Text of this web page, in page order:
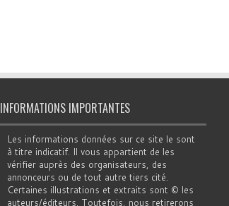
INFORMATIONS IMPORTANTES
Les informations données sur ce site le sont
à titre indicatif. Il vous appartient de les
vérifier auprès des organisateurs, des
annonceurs ou de tout autre tiers cité.
Certaines illustrations et extraits sont © les
auteurs/éditeurs. Toutefois, nous retirerons